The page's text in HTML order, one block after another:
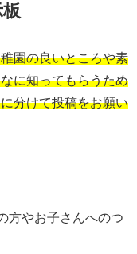
園の良いところや素
に知ってもらうため
分けて投稿をお願い
方やお子さんへのつ